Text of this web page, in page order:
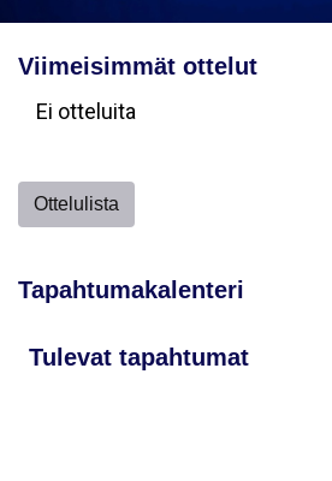
Viimeisimmät ottelut
Ei otteluita
Ottelulista
Tapahtumakalenteri
Tulevat tapahtumat